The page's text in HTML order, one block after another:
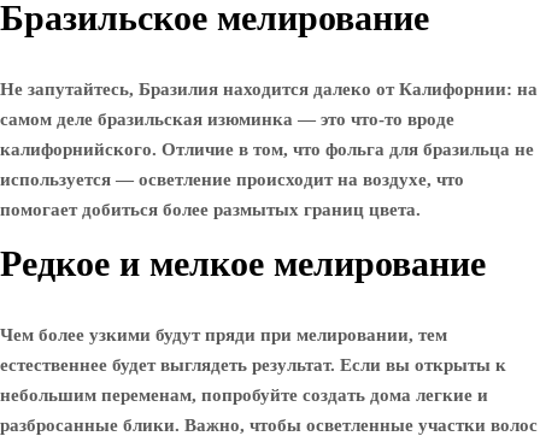
Бразильское мелирование
Не запутайтесь, Бразилия находится далеко от Калифорнии: на
самом деле бразильская изюминка — это что-то вроде
калифорнийского. Отличие в том, что фольга для бразильца не
используется — осветление происходит на воздухе, что
помогает добиться более размытых границ цвета.
Редкое и мелкое мелирование
Чем более узкими будут пряди при мелировании, тем
естественнее будет выглядеть результат. Если вы открыты к
небольшим переменам, попробуйте создать дома легкие и
разбросанные блики. Важно, чтобы осветленные участки волос